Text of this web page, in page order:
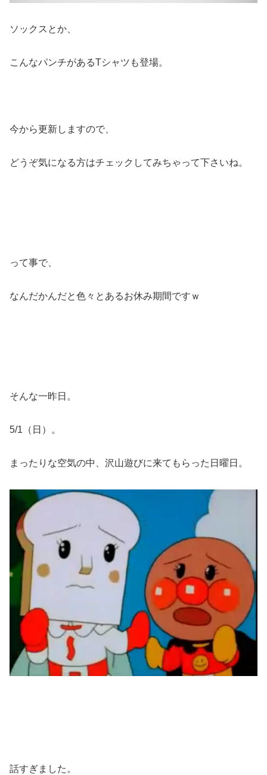
ソックスとか、
こんなパンチがあるTシャツも登場。
今から更新しますので、
どうぞ気になる方はチェックしてみちゃって下さいね。
って事で、
なんだかんだと色々とあるお休み期間ですｗ
そんな一昨日。
5/1（日）。
まったりな空気の中、沢山遊びに来てもらった日曜日。
話すぎました。